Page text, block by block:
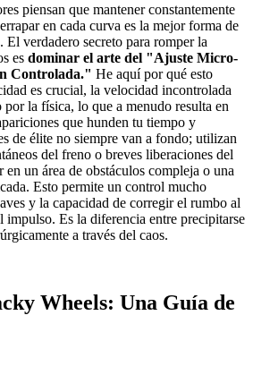
piensan que mantener constantemente
en cada curva es la mejor forma de
El verdadero secreto para romper la
es dominar el arte del "Ajuste Micro-
Controlada." He aquí por qué esto
es crucial, la velocidad incontrolada
la física, lo que a menudo resulta en
que hunden tu tiempo y
de élite no siempre van a fondo; utilizan
del freno o breves liberaciones del
en un área de obstáculos compleja o una
Esto permite un control mucho
y la capacidad de corregir el rumbo al
impulso. Es la diferencia entre precipitarse
a través del caos.
Wheels: Una Guía de